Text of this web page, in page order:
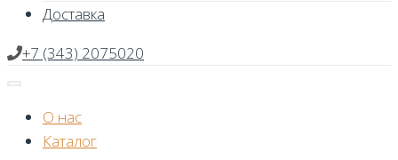
Доставка
+7 (343) 2075020
О нас
Каталог